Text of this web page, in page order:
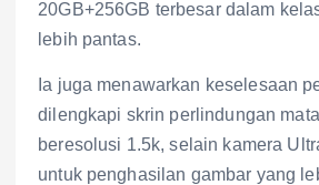
20GB+256GB terbesar dalam
lebih pantas.
Ia juga menawarkan keselesaan
dilengkapi skrin perlindungan
beresolusi 1.5k, selain kamera
untuk penghasilan gambar yang